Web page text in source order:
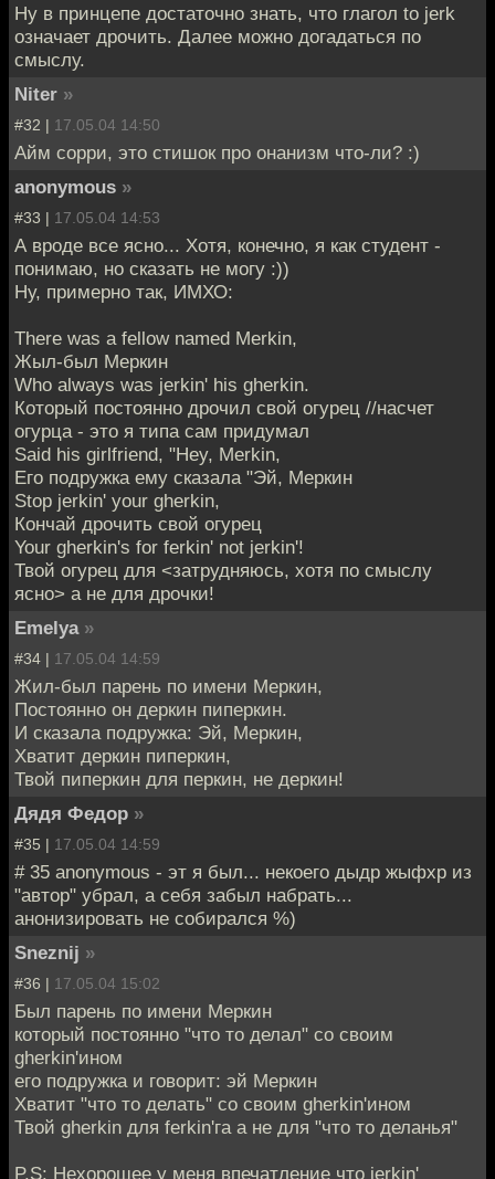
Ну в принцепе достаточно знать, что глагол to jerk
означает дрочить. Далее можно догадаться по
смыслу.
Niter »
#32 | 17.05.04 14:50
Айм сорри, это стишок про онанизм что-ли? :)
anonymous »
#33 | 17.05.04 14:53
А вроде все ясно... Хотя, конечно, я как студент -
понимаю, но сказать не могу :))
Ну, примерно так, ИМХО:
There was a fellow named Merkin,
Жыл-был Меркин
Who always was jerkin' his gherkin.
Который постоянно дрочил свой огурец //насчет
огурца - это я типа сам придумал
Said his girlfriend, "Hey, Merkin,
Его подружка ему сказала "Эй, Меркин
Stop jerkin' your gherkin,
Кончай дрочить свой огурец
Your gherkin's for ferkin' not jerkin'!
Твой огурец для <затрудняюсь, хотя по смыслу
ясно> а не для дрочки!
Emelya »
#34 | 17.05.04 14:59
Жил-был парень по имени Меркин,
Постоянно он деркин пиперкин.
И сказала подружка: Эй, Меркин,
Хватит деркин пиперкин,
Твой пиперкин для перкин, не деркин!
Дядя Федор »
#35 | 17.05.04 14:59
# 35 anonymous - эт я был... некоего дыдр жыфхр из
"автор" убрал, а себя забыл набрать...
анонизировать не собирался %)
Sneznij »
#36 | 17.05.04 15:02
Был парень по имени Меркин
который постоянно "что то делал" со своим
gherkin'ином
его подружка и говорит: эй Меркин
Хватит "что то делать" со своим gherkin'ином
Твой gherkin для ferkin'га а не для "что то деланья"
P.S: Нехорошее у меня впечатление что jerkin'